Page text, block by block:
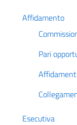
Affidamento
Pari
Esecutiva